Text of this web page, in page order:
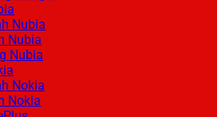
Nubia
Nubia
Nubia
Nokia
Nokia